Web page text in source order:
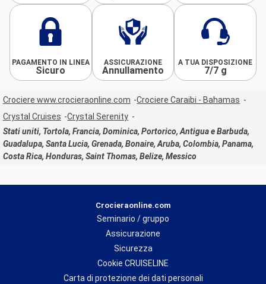
PAGAMENTO IN LINEA
Sicuro
ASSICURAZIONE
Annullamento
A TUA DISPOSIZIONE
7/7 g
Crociere www.crocieraonline.com
Crociere Caraibi - Bahamas
Crystal Cruises
Crystal Serenity
Stati uniti, Tortola, Francia, Dominica, Portorico, Antigua e Barbuda,
Guadalupa, Santa Lucia, Grenada, Bonaire, Aruba, Colombia, Panama,
Costa Rica, Honduras, Saint Thomas, Belize, Messico
Crocieraonline.com
Seminario / gruppo
Assicurazione
Sicurezza
Cookie CRUISELINE
Carta di protezione dei dati personali